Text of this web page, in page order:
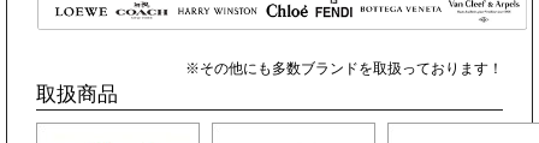
※その他にも多数ブランドを取扱っております！
取扱商品